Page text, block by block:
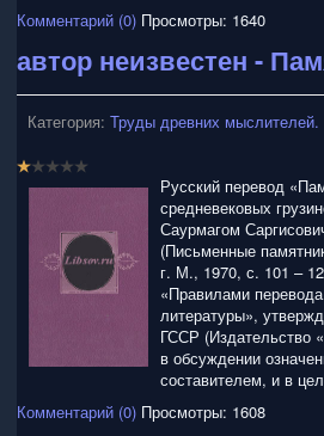
Комментарий (0) Просмотры: 1640
автор неизвестен -
Категория: Труды древних мыслителей.
Р
Русский перевод
средневековых
Саурмагом
(Письменные
г. М., 1970, с. 101 –
«Правилами
литературы»,
ГССР (Издательство
в обсуждении
составителем, и в
Комментарий (0) Просмотры: 1608